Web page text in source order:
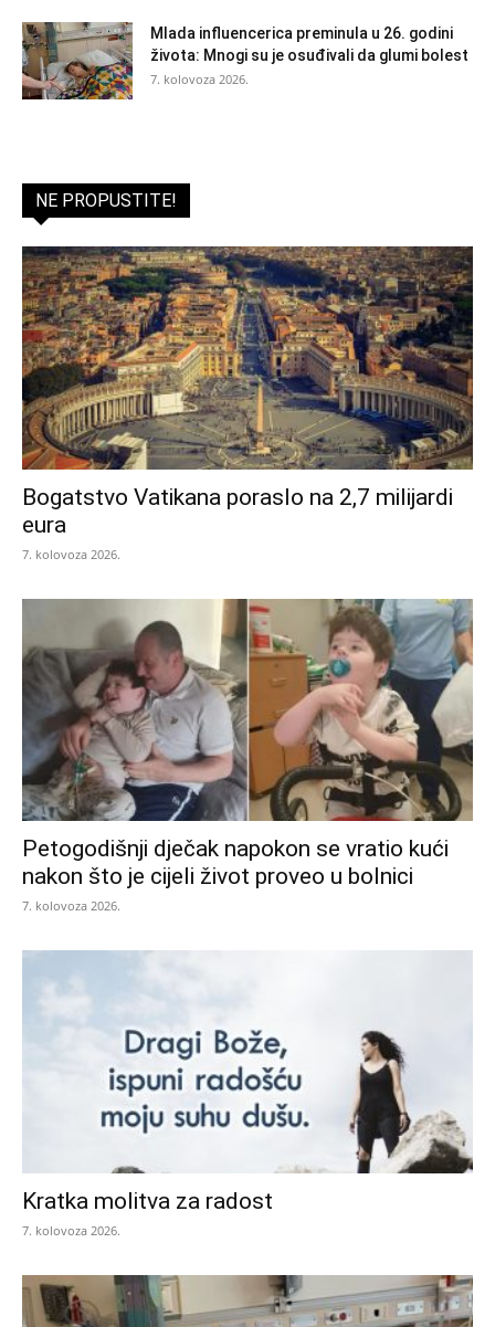
Mlada influencerica preminula u 26. godini
života: Mnogi su je osuđivali da glumi bolest
7. kolovoza 2026.
NE PROPUSTITE!
Bogatstvo Vatikana poraslo na 2,7 milijardi
eura
7. kolovoza 2026.
Petogodišnji dječak napokon se vratio kući
nakon što je cijeli život proveo u bolnici
7. kolovoza 2026.
Kratka molitva za radost
7. kolovoza 2026.